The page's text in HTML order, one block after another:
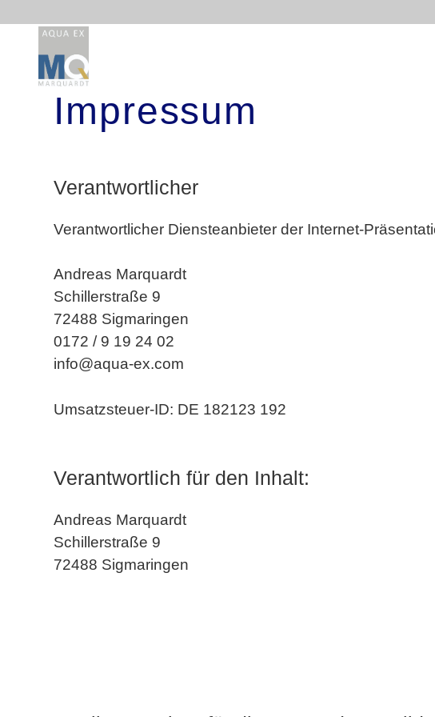
Impressum
Verantwortlicher
Verantwortlicher Diensteanbieter der Internet-
Andreas Marquardt
Schillerstraße 9
72488 Sigmaringen
0172 / 9 19 24 02
info@aqua-ex.com
Umsatzsteuer-ID: DE 182123 192
Verantwortlich für den Inhalt:
Andreas Marquardt
Schillerstraße 9
72488 Sigmaringen